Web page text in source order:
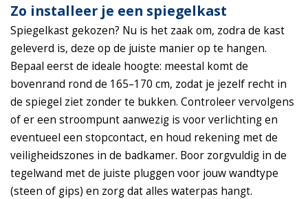
Zo installeer je een spiegelkast
Spiegelkast gekozen? Nu is het zaak om, zodra de kast
geleverd is, deze op de juiste manier op te hangen.
Bepaal eerst de ideale hoogte: meestal komt de
bovenrand rond de 165–170 cm, zodat je jezelf recht in
de spiegel ziet zonder te bukken. Controleer vervolgens
of er een stroompunt aanwezig is voor verlichting en
eventueel een stopcontact, en houd rekening met de
veiligheidszones in de badkamer. Boor zorgvuldig in de
tegelwand met de juiste pluggen voor jouw wandtype
(steen of gips) en zorg dat alles waterpas hangt.